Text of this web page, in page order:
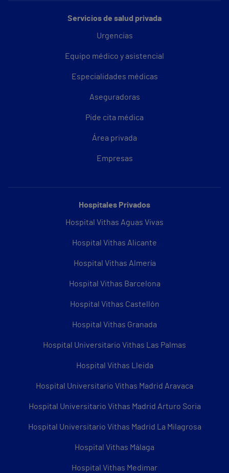
Servicios de salud privada
Urgencias
Equipo médico y asistencial
Especialidades médicas
Aseguradoras
Pide cita médica
Área privada
Empresas
Hospitales Privados
Hospital Vithas Aguas Vivas
Hospital Vithas Alicante
Hospital Vithas Almería
Hospital Vithas Barcelona
Hospital Vithas Castellón
Hospital Vithas Granada
Hospital Universitario Vithas Las Palmas
Hospital Vithas Lleida
Hospital Universitario Vithas Madrid Aravaca
Hospital Universitario Vithas Madrid Arturo Soria
Hospital Universitario Vithas Madrid La Milagrosa
Hospital Vithas Málaga
Hospital Vithas Medimar